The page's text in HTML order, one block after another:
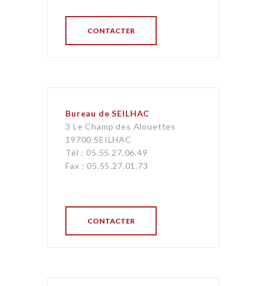
CONTACTER
Bureau de SEILHAC
3 Le Champ des Alouettes
19700 SEILHAC
Tél : 05.55.27.06.49
Fax : 05.55.27.01.73
CONTACTER